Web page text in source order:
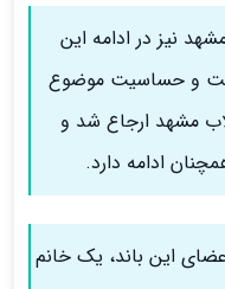
نیز در ادامه این
و حساسیت موضوع
مشهد ارجاع شد و
ادامه دارد.
این باند، یک خانم